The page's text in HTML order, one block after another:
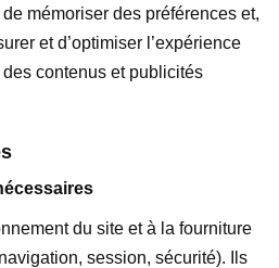
mémoriser des préférences et,
et d’optimiser l’expérience
contenus et publicités
du site et à la fourniture
session, sécurité). Ils